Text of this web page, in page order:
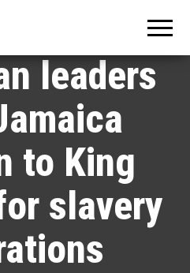
leaders
to King
slavery